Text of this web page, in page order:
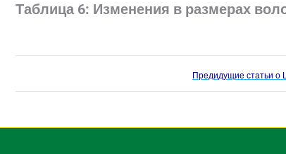
Таблица 6: Изменения в размерах
Предидущие статьи о